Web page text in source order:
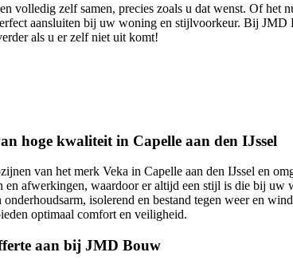
volledig zelf samen, precies zoals u dat wenst. Of
aansluiten bij uw woning en stijlvoorkeur. Bij
als u er zelf niet uit komt!
hoge kwaliteit in Capelle aan den IJssel
van het merk Veka in Capelle aan den IJssel en
en afwerkingen, waardoor er altijd een stijl is die bij
isolerend en bestand tegen weer en
optimaal comfort en veiligheid.
aan bij JMD Bouw